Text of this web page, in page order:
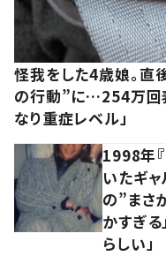
怪我をした4歳娘。直
の行動”に…254万回表
なり重症レベル」
1998年
いたギ
の”まさ
かすぎる
らしい」